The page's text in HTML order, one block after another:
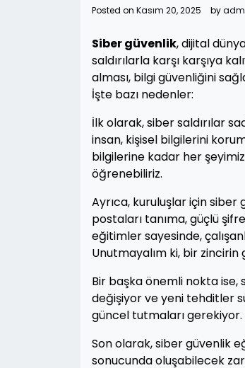
Posted on Kasım 20, 2025 by
Siber güvenlik, dijital
saldırılarla karşı karşıya
alması, bilgi güvenliğini
İşte bazı nedenler:
İlk olarak, siber saldırılar
insan, kişisel bilgilerini
bilgilerine kadar her
öğrenebiliriz.
Ayrıca, kuruluşlar için siber
postaları tanıma, güçlü
eğitimler sayesinde,
Unutmayalım ki, bir zincirin
Bir başka önemli nokta ise,
değişiyor ve yeni tehditler
güncel tutmaları gerekiyor.
Son olarak, siber güvenlik
sonucunda oluşabilecek